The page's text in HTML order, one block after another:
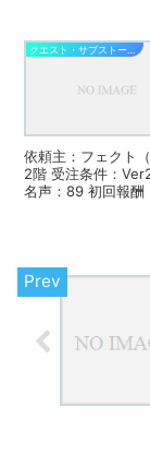
依頼主：フェクト
2階 受注条件：
名声：89 初回報酬